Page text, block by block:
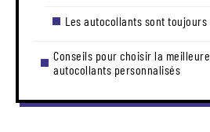
Les autocollants sont toujours
Conseils pour choisir la
autocollants personnalisés